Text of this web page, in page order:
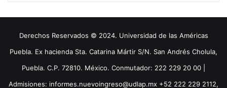
Derechos Reservados © 2024. Universidad de las Américas
Puebla. Ex hacienda Sta. Catarina Mártir S/N. San Andrés Cholula,
Puebla. C.P. 72810. México. Conmutador: 222 229 20 00 |
Admisiones: informes.nuevoingreso@udlap.mx +52 222 229 2112,